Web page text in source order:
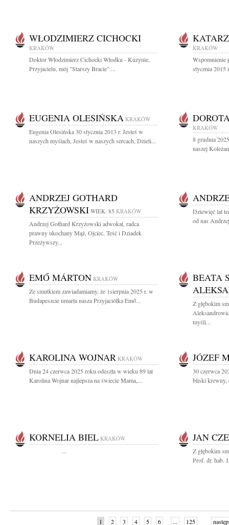
WŁODZIMIERZ CICHOCKI
KRAKÓW
Doktor Włodzimierz Cichocki Włodku - Kuzynie,
Przyjacielu, mój "Starszy Bracie"....
KRAKÓW
Wspomnienie
stycznia 2015
EUGENIA OLESIŃSKA KRAKÓW
Eugenia Olesińska 30 stycznia 2013 r. Jesteś w
naszych myślach, Jesteś w naszych sercach, Dzieli...
KRAKÓW
8 grudnia
naszej
ANDRZEJ GOTHARD
KRZYŻOWSKI WIEK: 85 KRAKÓW
Andrzej Gothard Krzyżowski adwokat, radca
prawny ukochany Mąż, Ojciec, Teść i Dziadek
Przeżywszy...
Dziewięć lat
od nas
EMŐ MÁRTON KRAKÓW
Ze smutkiem zawiadamiamy, że 1sierpnia 2025 r. w
Budapeszcie umarła nasza Przyjaciółka Emő...
BEATA
Z głębokim
myśli...
KAROLINA WOJNAR KRAKÓW
Dnia 24 czerwca 2025 roku odeszła w wieku 89 lat
Karolina Wojnar najlepsza na świecie Mama,...
JÓZEF
30 czerwca
bliski krewny,
KORNELIA BIEL KRAKÓW
...
JAN
Z głębokim
Prof. dr. hab.
1 2 3 4 5 6 ... 125